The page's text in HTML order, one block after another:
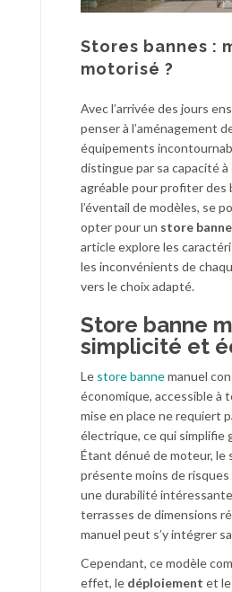
Stores bannes :
motorisé ?
Avec l’arrivée des jours
penser à l’aménagement
équipements
distingue par sa capacité
agréable pour profiter des
l’éventail de modèles, se
opter pour un store
article explore les
les inconvénients de
vers le choix adapté.
Store banne
simplicité et
Le store bannemanuel
économique, accessible à
mise en place ne requiert
électrique, ce qui simplifie
Étant dénué de moteur, le
présente moins de
une durabilité
terrasses de dimensions
manuel peut s’y intégrer
Cependant, ce modèle
effet, le déploiement et le